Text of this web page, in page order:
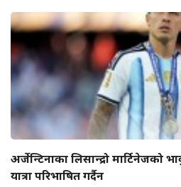
अर्जेन्टिनाका लिसान्द्रो मार्टिनेजको
यात्रा परिभाषित गर्दैन